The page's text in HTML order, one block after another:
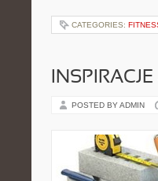
CATEGORIES:
POSTED BY ADMIN